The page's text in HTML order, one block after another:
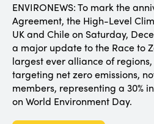
ENVIRONEWS: To mark the
Agreement, the High-Level
UK and Chile on Saturday,
a major update to the Race to
largest ever alliance of regions,
targeting net zero emissions,
members, representing a 30%
on World Environment Day.